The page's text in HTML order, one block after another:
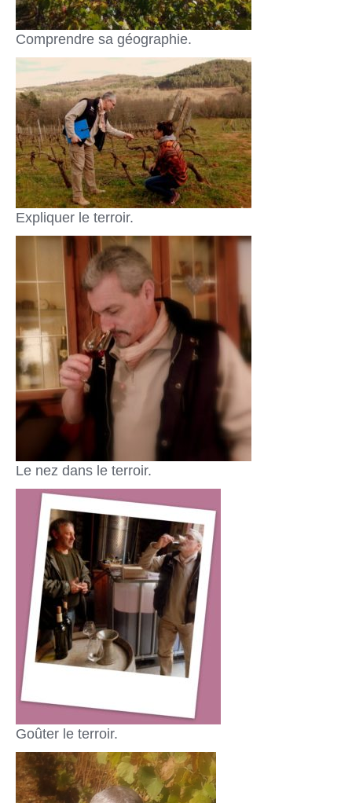
Comprendre sa géographie.
Expliquer le terroir.
Le nez dans le terroir.
Goûter le terroir.